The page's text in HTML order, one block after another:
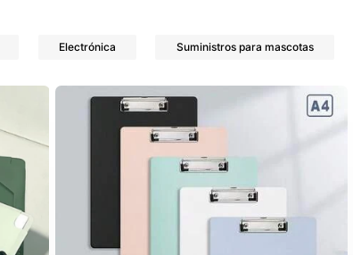
Electrónica Suministros para mascotas